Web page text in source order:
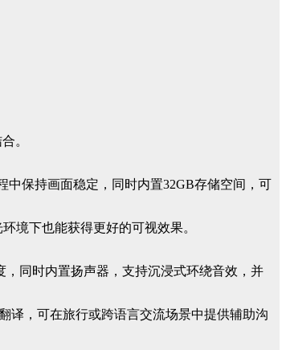
。
中保持画面稳定，同时内置32GB存储空间，可
境下也能获得更好的可视效果。
同时内置扬声器，支持沉浸式环绕音效，并
译，可在旅行或跨语言交流场景中提供辅助沟